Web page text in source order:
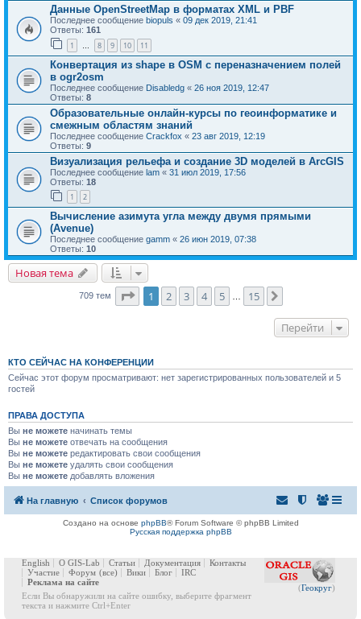
Данные OpenStreetMap в форматах XML и PBF
Последнее сообщение biopuls « 09 дек 2019, 21:41
Ответы: 161
1 … 8 9 10 11
Конвертация из shape в OSM с переназначением полей
в ogr2osm
Последнее сообщение Disabledg « 26 ноя 2019, 12:47
Ответы: 8
Образовательные онлайн-курсы по геоинформатике и
смежным областям знаний
Последнее сообщение Crackfox « 23 авг 2019, 12:19
Ответы: 9
Визуализация рельефа и создание 3D моделей в ArcGIS
Последнее сообщение lam « 31 июл 2019, 17:56
Ответы: 18
1 2
Вычисление азимута угла между двумя прямыми
(Avenue)
Последнее сообщение gamm « 26 июн 2019, 07:38
Ответы: 10
Новая тема
709 тем Страница1 из
1 2 3 4 5 15
Перейти
КТО СЕЙЧАС НА КОНФЕРЕНЦИИ
Сейчас этот форум просматривают: нет зарегистрированных пользователей и 5
гостей
ПРАВА ДОСТУПА
Вы не можете начинать темы
Вы не можете отвечать на сообщения
Вы не можете редактировать свои сообщения
Вы не можете удалять свои сообщения
Вы не можете добавлять вложения
На главную Список форумов
Создано на основе phpBB® Forum Software © phpBB Limited
Русская поддержка phpBB
(Геокруг)
English О GIS-Lab Статьи Документация
Контакты
Участие
Форум (все) Вики Блог
IRC
Реклама на сайте
Если Вы обнаружили на сайте ошибку, выберите фрагмент
текста и нажмите Ctrl+Enter